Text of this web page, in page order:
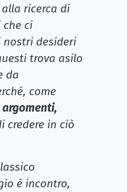
ricerca di
ci
nostri desideri
trova asilo
da
come
argomenti,
credere in ciò
è incontro,